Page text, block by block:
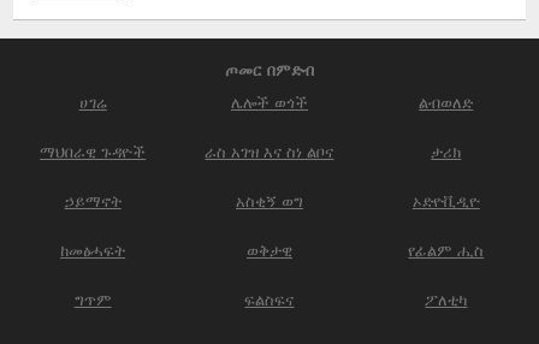
ጦመር በምድብ
ሀገሬ ሌሎች ወጎች ልብወለድ
ማህበራዊ ጉዳዮች ራስ አገዝ እና ስነ ልቦና ታሪክ
ኃይማኖት አስቂኝ ወግ ኦድዮቪዲዮ
ከመፅሓፍት ወቅታዊ የፊልም ሒስ
ግጥም ፍልስፍና ፖለቲካ